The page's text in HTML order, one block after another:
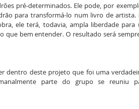
pré-determinados. Ele pode, por
para transformá-lo num livro de artista.
ele terá, todavia, ampla liberdade para
que bem entender. O resultado será
dentro deste projeto que foi uma
parte do grupo se reuniu